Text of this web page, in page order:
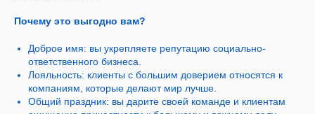
Почему это выгодно вам?
Доброе имя: вы укрепляете репутацию социально-
ответственного бизнеса.
Лояльность: клиенты с большим доверием относятся к
компаниям, которые делают мир лучше.
Общий праздник: вы дарите своей команде и клиентам